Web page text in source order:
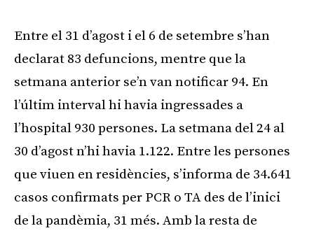
Entre el 31 d’agost i el 6 de setembre s’han
declarat 83 defuncions, mentre que la
setmana anterior se’n van notificar 94. En
l’últim interval hi havia ingressades a
l’hospital 930 persones. La setmana del 24 al
30 d’agost n’hi havia 1.122. Entre les persones
que viuen en residències, s’informa de 34.641
casos confirmats per PCR o TA des de l’inici
de la pandèmia, 31 més. Amb la resta de